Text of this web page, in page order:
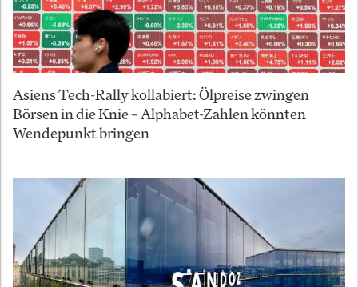
Asiens Tech-Rally kollabiert: Ölpreise zwingen
Börsen in die Knie – Alphabet-Zahlen könnten
Wendepunkt bringen